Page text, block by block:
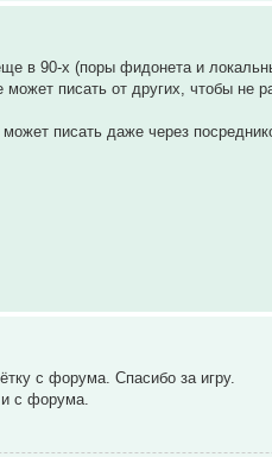
в 90-х (поры фидонета и
писать от других, чтобы не
писать даже через
с форума. Спасибо за игру.
с форума.